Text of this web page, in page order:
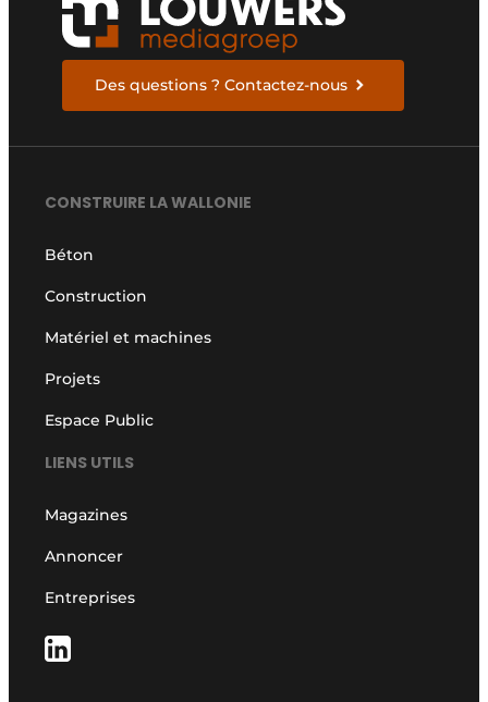
Des questions ? Contactez-nous
CONSTRUIRE LA WALLONIE
Béton
Construction
Matériel et machines
Projets
Espace Public
LIENS UTILS
Magazines
Annoncer
Entreprises